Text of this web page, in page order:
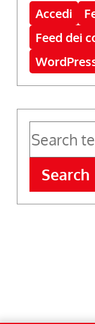
Accedi
Feed dei
Search